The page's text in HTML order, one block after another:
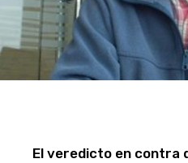
El veredicto en contra